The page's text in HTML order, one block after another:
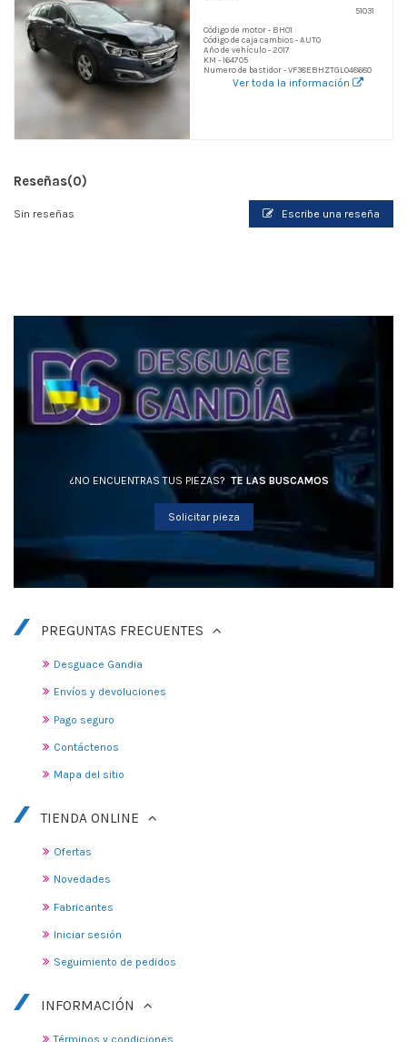
51031
Código de motor - BH01
Código de caja cambios - AUTO
Año de vehículo - 2017
KM - 164705
Numero de bastidor - VF38EBHZTGL048680
Ver toda la información
Reseñas(0)
Sin reseñas Escribe una reseña
¿NO ENCUENTRAS TUS PIEZAS? TE LAS BUSCAMOS
Solicitar pieza
PREGUNTAS FRECUENTES
Desguace Gandia
Envíos y devoluciones
Pago seguro
Contáctenos
Mapa del sitio
TIENDA ONLINE
Ofertas
Novedades
Fabricantes
Iniciar sesión
Seguimiento de pedidos
INFORMACIÓN
Términos y condiciones